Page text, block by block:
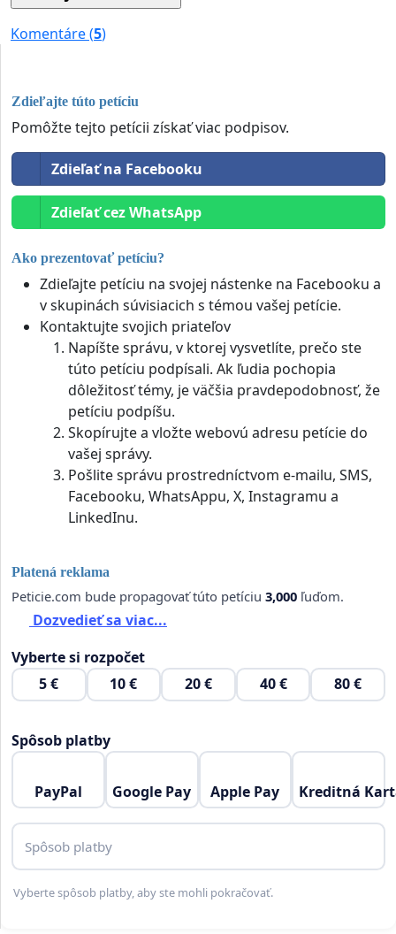
Komentáre (5)
Zdieľajte túto petíciu
Pomôžte tejto petícii získať viac podpisov.
Zdieľať na Facebooku
Zdieľať cez WhatsApp
Ako prezentovať petíciu?
Zdieľajte petíciu na svojej nástenke na Facebooku a
v skupinách súvisiacich s témou vašej petície.
Kontaktujte svojich priateľov
Napíšte správu, v ktorej vysvetlíte, prečo ste
túto petíciu podpísali. Ak ľudia pochopia
dôležitosť témy, je väčšia pravdepodobnosť, že
petíciu podpíšu.
Skopírujte a vložte webovú adresu petície do
vašej správy.
Pošlite správu prostredníctvom e-mailu, SMS,
Facebooku, WhatsAppu, X, Instagramu a
LinkedInu.
Platená reklama
Peticie.com bude propagovať túto petíciu 3,000 ľuďom.
Dozvedieť sa viac...
Vyberte si rozpočet
5 €
10 € 20 € 40 € 80 €
Spôsob platby
PayPal Google Pay Apple Pay Kreditná
Spôsob platby
Vyberte spôsob platby, aby ste mohli pokračovať.